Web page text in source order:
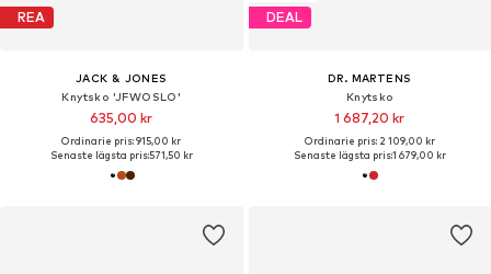
REA
JACK & JONES
Knytsko 'JFWOSLO'
635,00 kr
Ordinarie pris: 915,00 kr
Senaste lägsta pris:571,50 kr
DEAL
DR. MARTENS
Knytsko
1 687,20 kr
Ordinarie pris: 2 109,00 kr
Senaste lägsta pris:1 679,00 kr